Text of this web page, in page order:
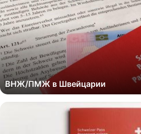
ВНЖ/ПМЖ в Швейцарии